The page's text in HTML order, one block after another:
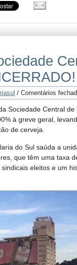
/ Comentários
Sociedade Central
à greve geral,
de cerveja.
do Sul saúda a
que têm uma taxa
eleitos e um